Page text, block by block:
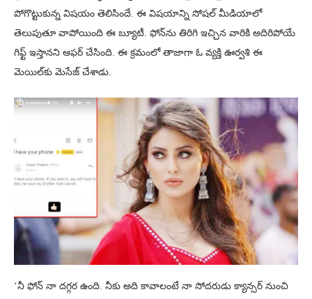
పోగొట్టుకున్న విషయం తెలిసిందే. ఈ విషయాన్ని సోషల్ మీడియాలో
తెలుపుతూ వాపోయింది ఈ బ్యూటీ. ఫోన్‌ను తిరిగి ఇచ్చిన వారికి అదిరిపోయే
గిఫ్ట్‌ ఇస్తానని ఆఫర్ చేసింది. ఈ క్రమంలో తాజాగా ఓ వ్యక్తి ఊర్వశి ఈ
మెయిల్‌కు మెసేజ్ చేశాడు.
‘నీ ఫోన్ నా దగ్గర ఉంది. నీకు అది కావాలంటే నా సోదరుడు క్యాన్సర్ నుంచి